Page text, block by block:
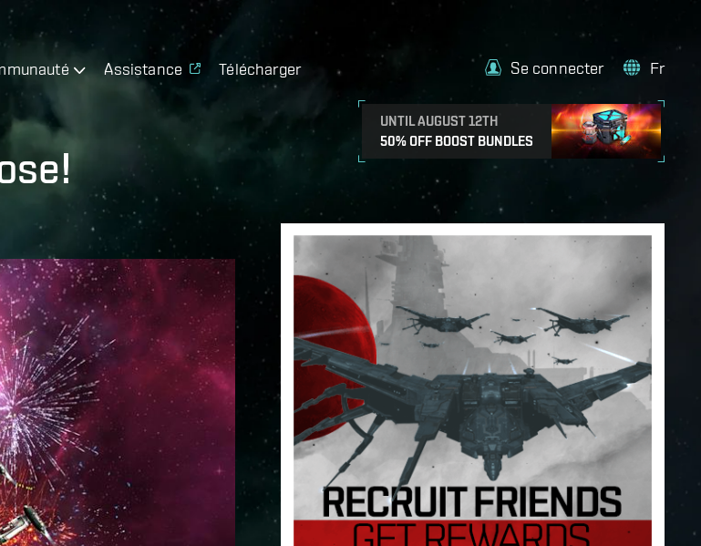
Assistance Télécharger
UNTIL AUGUST 12TH
50% OFF BOOST BUNDLES
Se connecter Fr